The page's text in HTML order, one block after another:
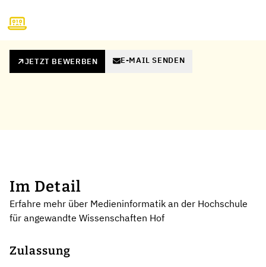
JETZT BEWERBEN E-MAIL SENDEN
Im Detail
Erfahre mehr über Medieninformatik an der Hochschule
für angewandte Wissenschaften Hof
Zulassung